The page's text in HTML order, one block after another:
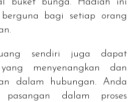
buket bunga. Hadiah ini
bagi setiap orang
sendiri juga dapat
menyenangkan dan
dalam hubungan. Anda
dalam proses